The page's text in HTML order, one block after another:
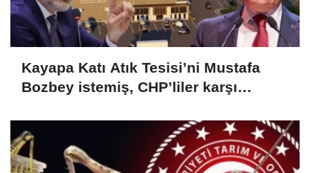
Kayapa Katı Atık Tesisi’ni Mustafa
Bozbey istemiş, CHP’liler karşı